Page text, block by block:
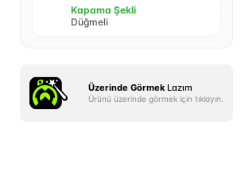
Kapama Şekli
Düğmeli
Üzerinde Görmek Lazım
Ürünü üzerinde görmek için tıklayın.